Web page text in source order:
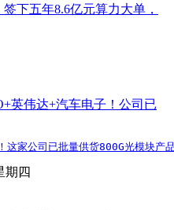
下五年8.6亿元算力大单，
英伟达+汽车电子！公司已
这家公司已批量供货800G光模块
期四